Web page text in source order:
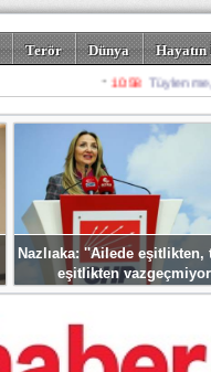
Terör Dünya
Spor Misafir
Nazlıaka: ''Ailede eşitlikten,
eşitlikten